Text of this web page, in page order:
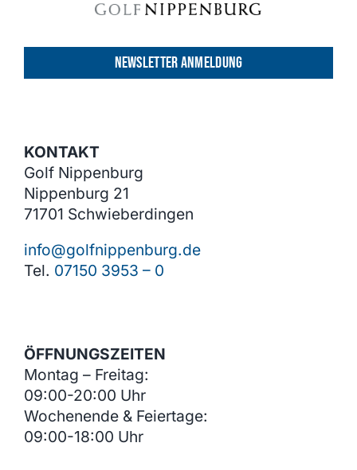
NEWSLETTER ANMELDUNG
KONTAKT
Golf Nippenburg
Nippenburg 21
71701 Schwieberdingen
info@golfnippenburg.de
Tel. 07150 3953 – 0
ÖFFNUNGSZEITEN
Montag – Freitag:
09:00-20:00 Uhr
Wochenende & Feiertage:
09:00-18:00 Uhr